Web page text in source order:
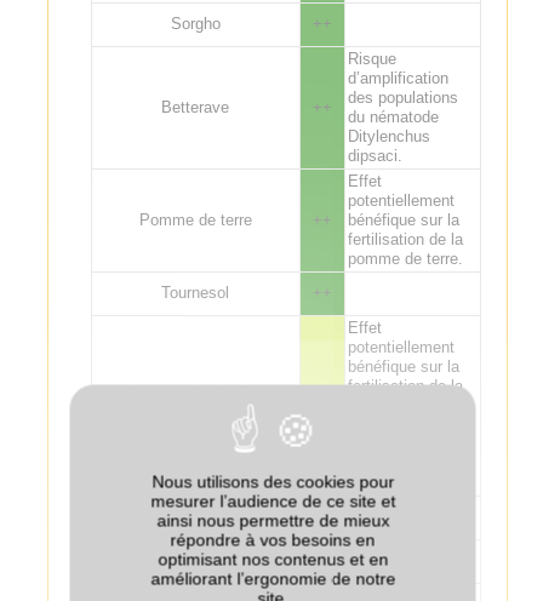
Sorgho
++
Betterave ++
Risque
d’amplification
des populations
du nématode
Ditylenchus
dipsaci.
Pomme de terre ++
Effet
potentiellement
bénéfique sur la
fertilisation de la
pomme de terre.
Tournesol
++
Effet
potentiellement
bénéfique sur la
fertilisation de la
fibre.
Tabac (Virginie)
--
Tabac (Burley)
+/-
Nous utilisons des cookies pour
mesurer l’audience de ce site et
ainsi nous permettre de mieux
répondre à vos besoins en
optimisant nos contenus et en
améliorant l’ergonomie de notre